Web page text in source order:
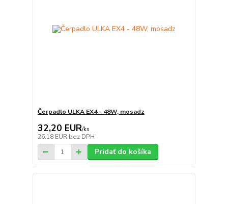
Čerpadlo ULKA EX4 - 48W, mosadz
32,20 EUR/ks
26,18 EUR bez DPH
Pridať do košíka